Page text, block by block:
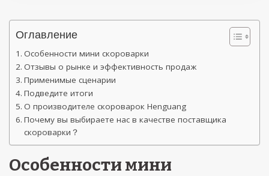
Оглавление
Особенности мини скороварки
Отзывы о рынке и эффективность продаж
Применимые сценарии
Подведите итоги
О производителе скороварок Henguang
Почему вы выбираете нас в качестве поставщика
скороварки？
Особенности мини